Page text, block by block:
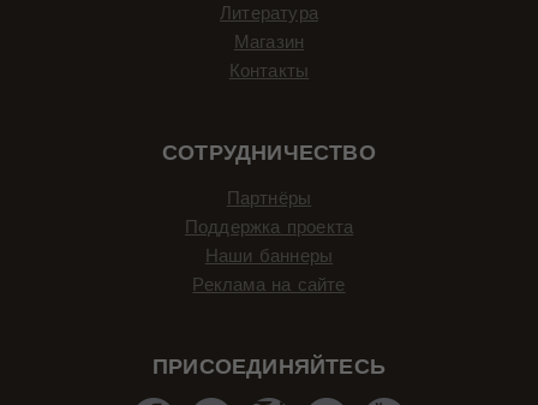
Литература
Магазин
Контакты
СОТРУДНИЧЕСТВО
Партнёры
Поддержка проекта
Наши баннеры
Реклама на сайте
ПРИСОЕДИНЯЙТЕСЬ